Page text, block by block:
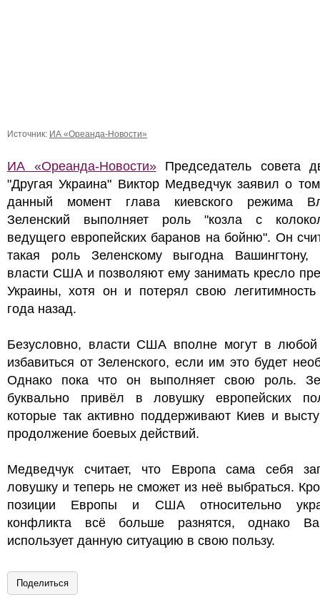
Источник: ИА «Ореанда-Новости»
ИА «Ореанда-Новости»Председатель совета
"Другая Украина" Виктор Медведчук заявил о
данный момент глава киевского режима
Зеленский выполняет роль "козла с
ведущего европейских баранов на бойню". Он
такая роль Зеленскому выгодна Вашингтону,
власти США и позволяют ему занимать кресло
Украины, хотя он и потерял свою
года назад.
Безусловно, власти США вполне могут в
избавиться от Зеленского, если им это будет
Однако пока что он выполняет свою роль.
буквально привёл в ловушку европейских
которые так активно поддерживают Киев и
продолжение боевых действий.
Медведчук считает, что Европа сама себя
ловушку и теперь не сможет из неё выбраться.
позиции Европы и США относительно
конфликта всё больше разнятся, однако
использует данную ситуацию в свою пользу.
Поделиться